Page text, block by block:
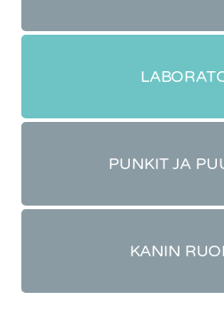
PUNKIT JA
KANIN